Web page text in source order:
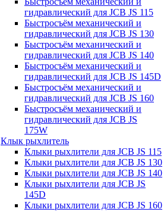
гидравлический для JCB JS 115
Быстросъём механический и
гидравлический для JCB JS 130
Быстросъём механический и
гидравлический для JCB JS 140
Быстросъём механический и
гидравлический для JCB JS 145D
Быстросъём механический и
гидравлический для JCB JS 160
Быстросъём механический и
гидравлический для JCB JS
175W
Клык рыхлитель
Клыки рыхлители для JCB JS 115
Клыки рыхлители для JCB JS 130
Клыки рыхлители для JCB JS 140
Клыки рыхлители для JCB JS
145D
Клыки рыхлители для JCB JS 160